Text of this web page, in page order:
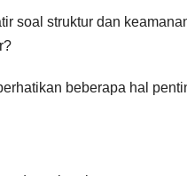
soal struktur dan
beberapa hal